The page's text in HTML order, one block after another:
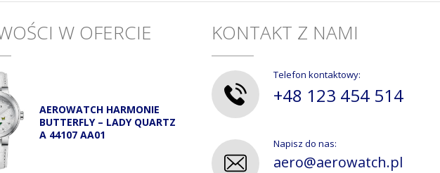
W OFERCIE
AEROWATCH HARMONIE
BUTTERFLY – LADY QUARTZ
A 44107 AA01
KONTAKT Z NAMI
Telefon kontaktowy:
+48 123 454 514
Napisz do nas:
aero@aerowatch.pl